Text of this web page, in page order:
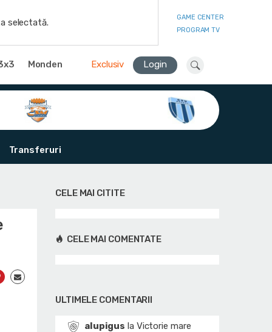
selectată.
GAME CENTER
PROGRAM TV
Monden Exclusiv Login
Transferuri
CELE MAI CITITE
CELE MAI COMENTATE
ULTIMELE COMENTARII
alupigus la Victorie mare